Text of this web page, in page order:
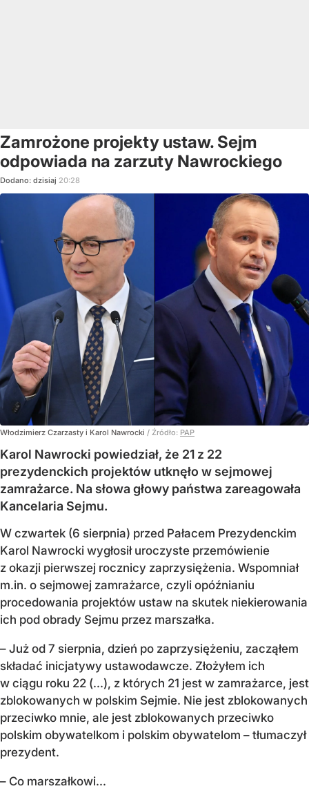
Zamrożone projekty ustaw. Sejm
odpowiada na zarzuty Nawrockiego
Dodano: dzisiaj 20:28
Włodzimierz Czarzasty i Karol Nawrocki / Źródło: PAP
Karol Nawrocki powiedział, że 21 z 22
prezydenckich projektów utknęło w sejmowej
zamrażarce. Na słowa głowy państwa zareagowała
Kancelaria Sejmu.
W czwartek (6 sierpnia) przed Pałacem Prezydenckim
Karol Nawrocki wygłosił uroczyste przemówienie
z okazji pierwszej rocznicy zaprzysiężenia. Wspomniał
m.in. o sejmowej zamrażarce, czyli opóźnianiu
procedowania projektów ustaw na skutek niekierowania
ich pod obrady Sejmu przez marszałka.
– Już od 7 sierpnia, dzień po zaprzysiężeniu, zacząłem
składać inicjatywy ustawodawcze. Złożyłem ich
w ciągu roku 22 (...), z których 21 jest w zamrażarce, jest
zblokowanych w polskim Sejmie. Nie jest zblokowanych
przeciwko mnie, ale jest zblokowanych przeciwko
polskim obywatelkom i polskim obywatelom – tłumaczył
prezydent.
– Co marszałkowi...